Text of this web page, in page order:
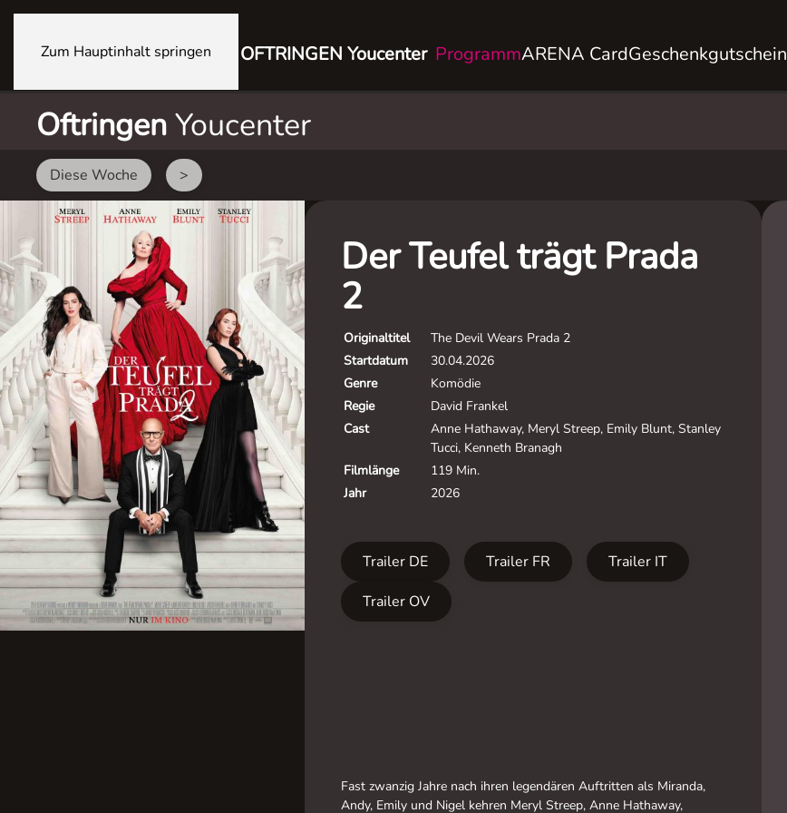
Zum Hauptinhalt springen OFTRINGEN Youcenter ProgrammARENA CardGeschenkgutschein
OftringenYoucenter
Diese Woche >
Der Teufel trägt Prada
2
Originaltitel
The Devil Wears Prada 2
Startdatum
30.04.2026
Genre
Komödie
Regie
David Frankel
Cast
Anne Hathaway, Meryl Streep, Emily Blunt, Stanley
Tucci, Kenneth Branagh
Filmlänge
119 Min.
Jahr
2026
Trailer DE Trailer FR
Trailer IT
Trailer OV
Fast zwanzig Jahre nach ihren legendären Auftritten als Miranda,
Andy, Emily und Nigel kehren Meryl Streep, Anne Hathaway,